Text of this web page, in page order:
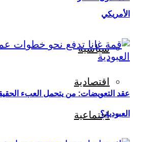
سياسية
اقتصادية
اجتماعية
الأمريكي
عقد التعويضات: من يتحمل العبء
العبودية؟